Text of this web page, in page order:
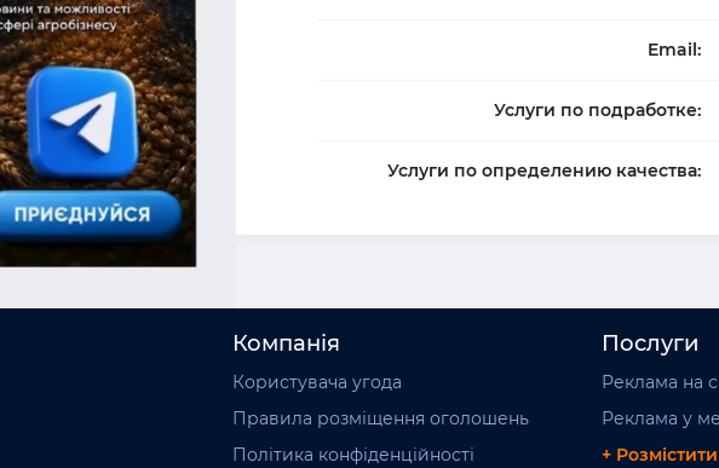
Email:
Услуги по подработке:
Услуги по определению качества:
Компанія
Користувача угода
Правила розміщення оголошень
Політика конфіденційності
Послуги
Реклама на
Реклама у
+